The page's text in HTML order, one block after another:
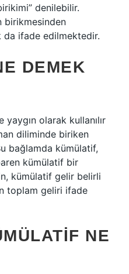
denilebilir.
birikmesinden
da ifade edilmektedir.
DEMEK
olarak kullanılır
diliminde biriken
bağlamda kümülatif,
kümülatif bir
kümülatif gelir belirli
toplam geliri ifade
NE